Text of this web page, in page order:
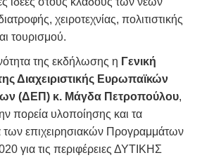
χειροτεχνίας, πολιτιστικής
τουρισμού.
της εκδήλωσης η Γενική
Διαχειριστικής Ευρωπαϊκών
(ΔΕΠ) κ. Μάγδα Πετροπούλου,
πορεία υλοποίησης και τα
των επιχειρησιακών Προγραμμάτων
για τις περιφέρειες ΔΥΤΙΚΗΣ